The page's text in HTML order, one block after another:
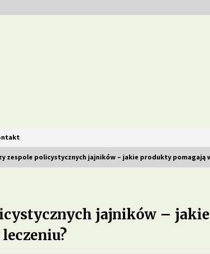
pełnoziarnistych?
1 miesiąc ago
do
zespole policystycznych jajników – jakie produkty pomagają
jajników – jakie